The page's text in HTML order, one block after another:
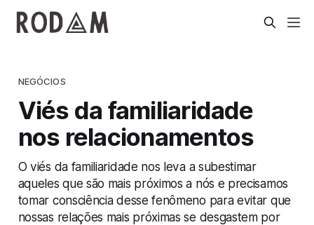
NEGÓCIOS
Viés da familiaridade
nos relacionamentos
O viés da familiaridade nos leva a subestimar
aqueles que são mais próximos a nós e precisamos
tomar consciência desse fenômeno para evitar que
nossas relações mais próximas se desgastem por